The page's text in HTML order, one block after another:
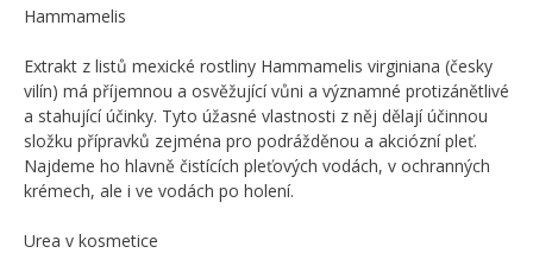
Hammamelis
Extrakt z listů mexické rostliny Hammamelis virginiana (česky
vilín) má příjemnou a osvěžující vůni a významné protizánětlivé
a stahující účinky. Tyto úžasné vlastnosti z něj dělají účinnou
složku přípravků zejména pro podrážděnou a akciózní pleť.
Najdeme ho hlavně čistících pleťových vodách, v ochranných
krémech, ale i ve vodách po holení.
Urea v kosmetice